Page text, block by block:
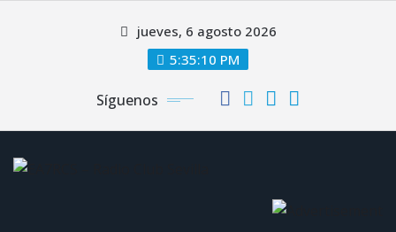
jueves, 6 agosto 2026
5:35:11 PM
Síguenos